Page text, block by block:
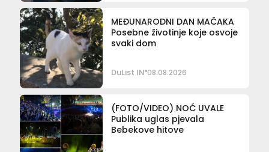
MEĐUNARODNI DAN MAČAKA
Posebne životinje koje osvoje
svaki dom
DuList IN 08.08.2026
(FOTO/VIDEO) NOĆ UVALE
Publika uglas pjevala
Bebekove hitove